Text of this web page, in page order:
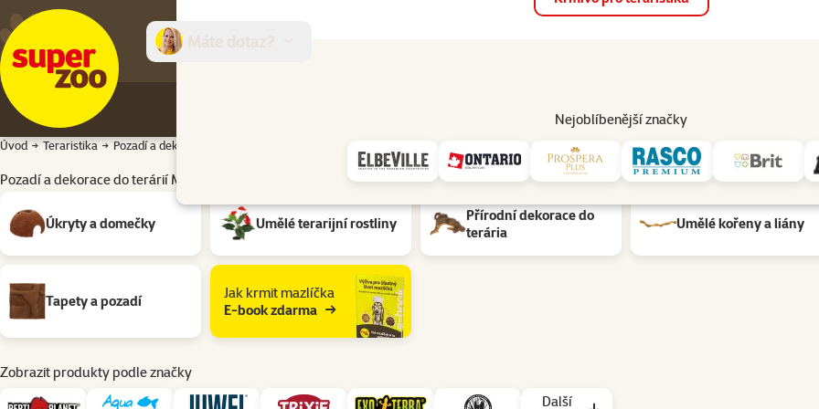
Nejoblíbenější značky
Prodejny Služby
Úvod Teraristika Pozadí a dekorace
Pozadí a dekorace do terárií Materiál: Kokos
Úkryty a domečky
Umělé terarijní rostliny
Přírodní dekorace do
terária
Umělé kořeny a liány
Tapety a pozadí
Jak krmit mazlíčka
E-book zdarma
Zobrazit produkty podle značky
Další